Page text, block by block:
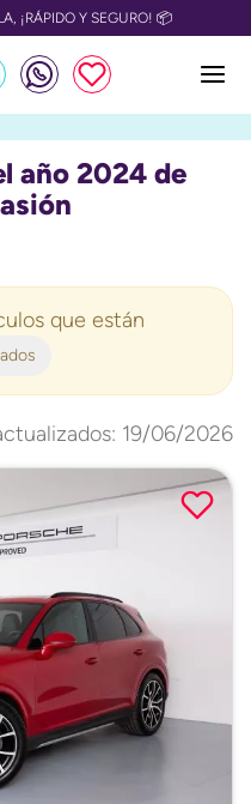
¡RÁPIDO Y SEGURO! 📦
año 2024 de
que están
19/06/2026